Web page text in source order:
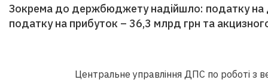
Зокрема до держбюджету надійшло: податку на
податку на прибуток – 36,3 млрд грн та
Центральне управління ДПС по роботі з